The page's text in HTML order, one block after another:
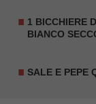
1 BICCHIERE
BIANCO
SALE E PEPE